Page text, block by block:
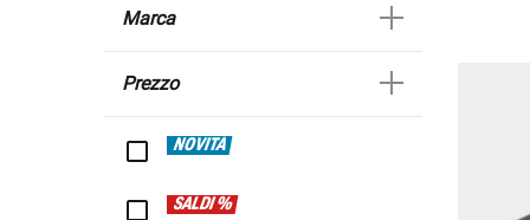
Marca
Prezzo
NOVITÀ
SALDI %